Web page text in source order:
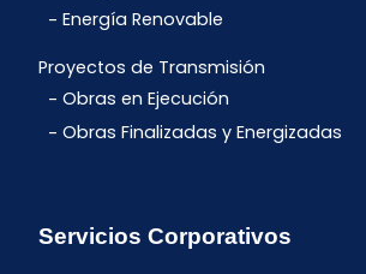
Energía Renovable
Proyectos de Transmisión
Obras en Ejecución
Obras Finalizadas y Energizadas
Servicios Corporativos